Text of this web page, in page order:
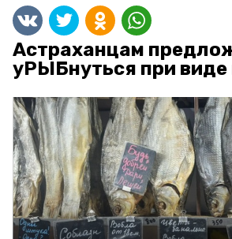
Астраханцам
уРЫБнуться при